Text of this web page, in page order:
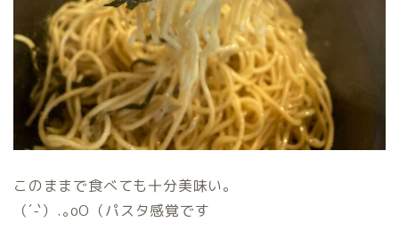
このままで食べても十分美味い。
（´-`）.｡oO（パスタ感覚です